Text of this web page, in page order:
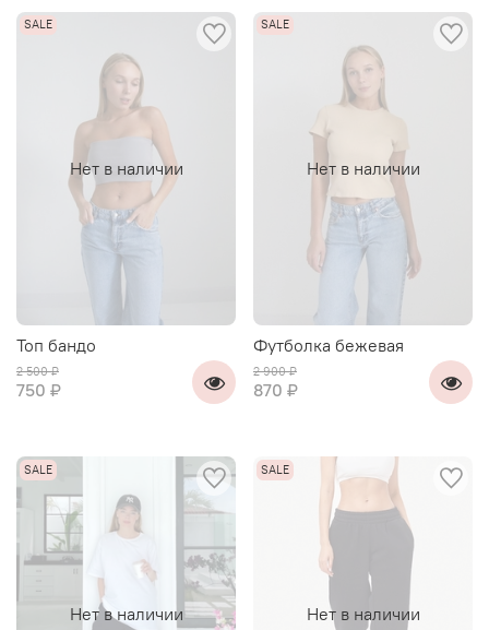
Нет в наличии
Топ бандо
2 500 ₽
750 ₽
Нет в наличии
Футболка бежевая
2 900 ₽
870 ₽
Нет в наличии Нет в наличии